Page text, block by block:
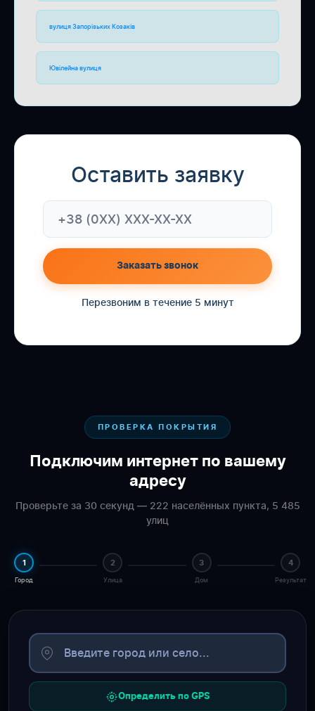
вулиця Запорізьких Козаків
Ювілейна вулиця
Оставить заявку
Заказать звонок
Перезвоним в течение 5 минут
ПРОВЕРКА ПОКРЫТИЯ
Подключим интернет по вашему
адресу
Проверьте за 30 секунд — 222 населённых пункта, 5 485
улиц
1
Город
2
Улица
3
Дом
4
Результат
Определить по GPS